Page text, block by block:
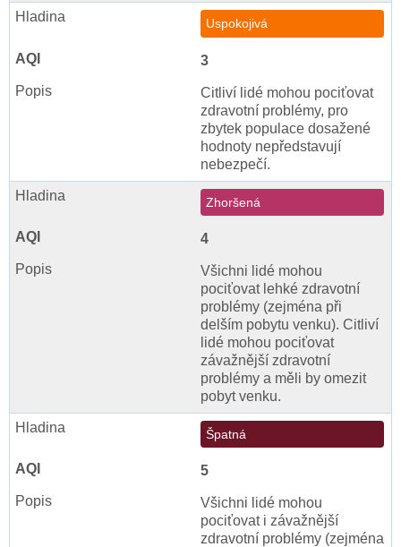
Uspokojivá
3
Citliví lidé mohou pociťovat
zdravotní problémy, pro
zbytek populace dosažené
hodnoty nepředstavují
nebezpečí.
Zhoršená
4
Všichni lidé mohou
pociťovat lehké zdravotní
problémy (zejména při
delším pobytu venku). Citliví
lidé mohou pociťovat
závažnější zdravotní
problémy a měli by omezit
pobyt venku.
Špatná
5
Všichni lidé mohou
pociťovat i závažnější
zdravotní problémy (zejména